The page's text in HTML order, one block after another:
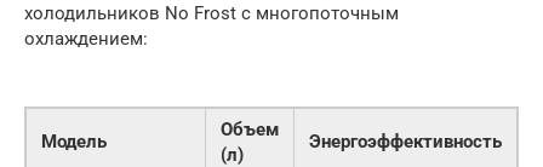
холодильников No Frost с многопоточным
охлаждением:
Модель
Объем
(л)
Энергоэффективность